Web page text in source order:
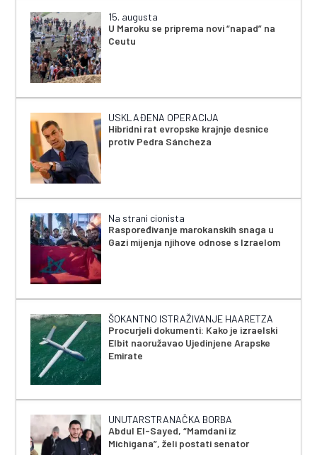
15. augusta
U Maroku se priprema novi “napad” na
Ceutu
USKLAĐENA OPERACIJA
Hibridni rat evropske krajnje desnice
protiv Pedra Sáncheza
Na strani cionista
Raspoređivanje marokanskih snaga u
Gazi mijenja njihove odnose s Izraelom
ŠOKANTNO ISTRAŽIVANJE HAARETZA
Procurjeli dokumenti: Kako je izraelski
Elbit naoružavao Ujedinjene Arapske
Emirate
UNUTARSTRANAČKA BORBA
Abdul El-Sayed, “Mamdani iz
Michigana”, želi postati senator